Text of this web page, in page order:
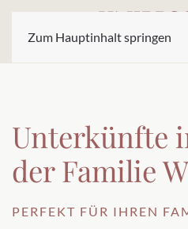
Zum Hauptinhalt springen
Unterkünfte
der Familie
PERFEKT FÜR IHREN